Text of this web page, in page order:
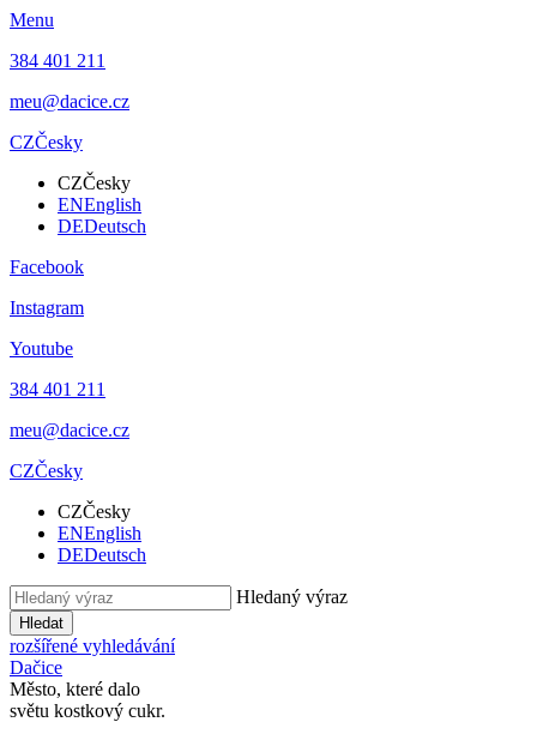
Menu
384 401 211
meu@dacice.cz
CZČesky
CZČesky
ENEnglish
DEDeutsch
Facebook
Instagram
Youtube
384 401 211
meu@dacice.cz
CZČesky
CZČesky
ENEnglish
DEDeutsch
Hledaný výraz
Hledat
rozšířené vyhledávání
Dačice
Město, které dalo
světu kostkový cukr.